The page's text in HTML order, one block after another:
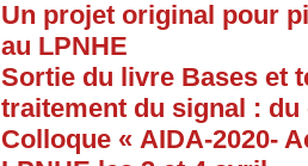
Un projet original pour
au LPNHE
Sortie du livre Bases et
traitement du signal :
Colloque « AIDA-2020-